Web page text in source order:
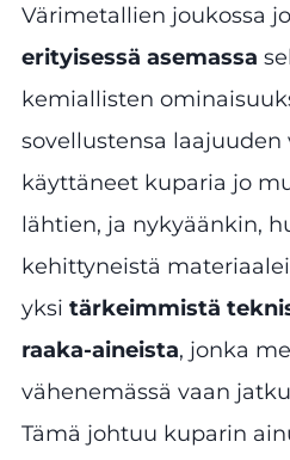
Värimetallien joukossa
erityisessä asemassa
kemiallisten
sovellustensa
käyttäneet kuparia jo
lähtien, ja nykyäänkin,
kehittyneistä
yksi tärkeimmistä
raaka-aineista, jonka
vähenemässä vaan
Tämä johtuu kuparin